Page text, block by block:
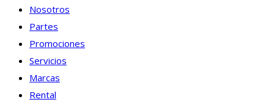
Nosotros
Partes
Promociones
Servicios
Marcas
Rental